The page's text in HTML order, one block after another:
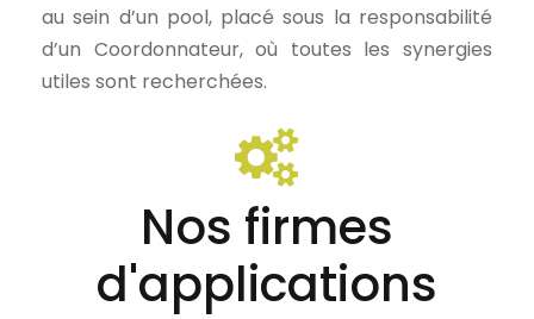
au sein d’un pool, placé sous la responsabilité
d’un Coordonnateur, où toutes les synergies
utiles sont recherchées.
Nos firmes
d'applications